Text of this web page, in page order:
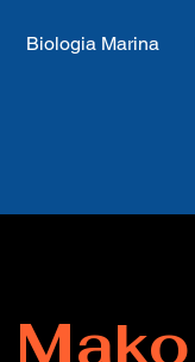
Biologia Marina